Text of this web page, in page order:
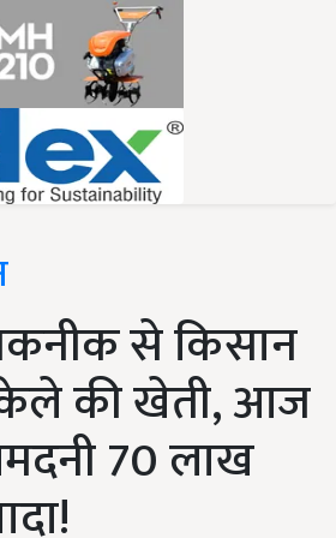
से किसान
की खेती, आज
70 लाख